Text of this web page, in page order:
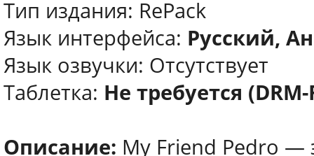
Тип издания: RePack
Язык интерфейса: Русский,
Язык озвучки: Отсутствует
Таблетка: Не требуется
Описание: My Friend Pedro —